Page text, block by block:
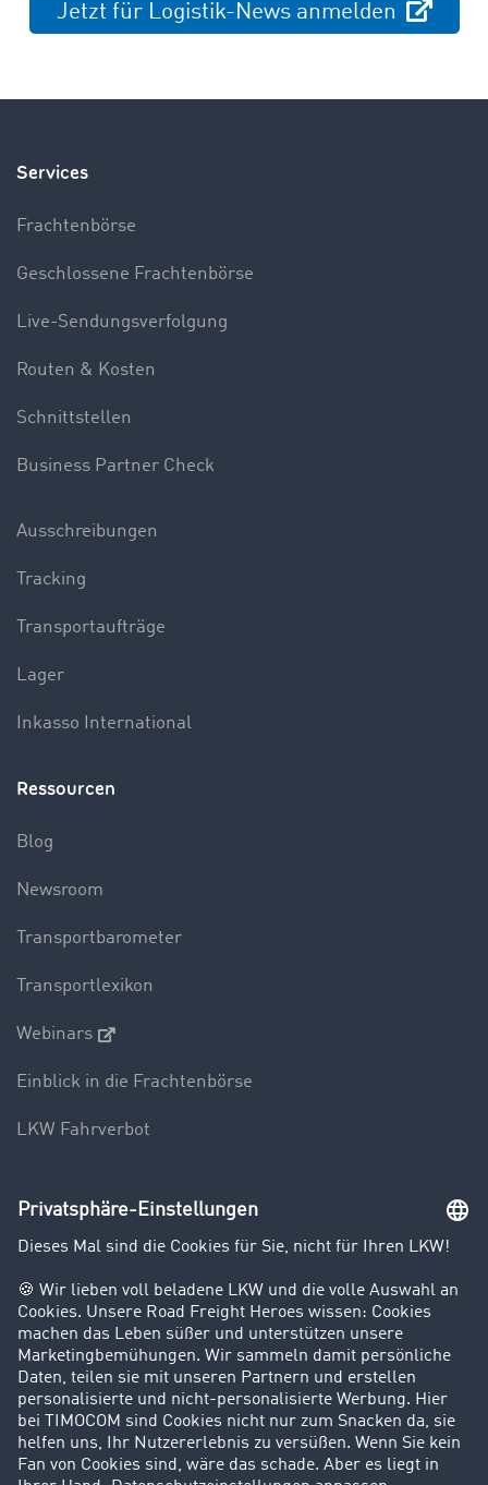
Jetzt für Logistik-News anmelden
Services
Frachtenbörse
Geschlossene Frachtenbörse
Live-Sendungsverfolgung
Routen & Kosten
Schnittstellen
Business Partner Check
Ausschreibungen
Tracking
Transportaufträge
Lager
Inkasso International
Ressourcen
Blog
Newsroom
Transportbarometer
Transportlexikon
Webinars
Einblick in die Frachtenbörse
LKW Fahrverbot
Unternehmen
Kunden werben Kunden
Success Stories
Karriere
Support
Kontakt